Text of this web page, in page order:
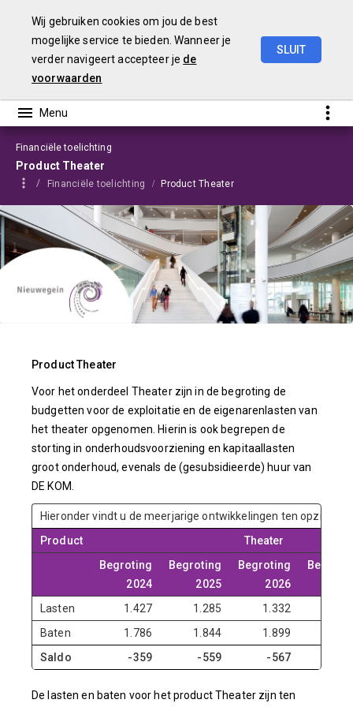
Wij gebruiken cookies om jou de best
mogelijke service te bieden. Wanneer je
verder navigeert accepteer je de
voorwaarden
SLUIT
Financiële toelichting
Product Theater
Financiële toelichting Product Theater
Product Theater
Voor het onderdeel Theater zijn in de begroting de
budgetten voor de exploitatie en de eigenarenlasten van
het theater opgenomen. Hierin is ook begrepen de
storting in onderhoudsvoorziening en kapitaallasten
groot onderhoud, evenals de (gesubsidieerde) huur van
DE KOM.
Hieronder vindt u de meerjarige ontwikkelingen ten opzichte
Product
Theater
Begroting
2024
Begroting
2025
Begroting
2026
Lasten
1.427 1.285 1.332
Baten
1.786 1.844 1.899
Saldo
-359 -559 -567
De lasten en baten voor het product Theater zijn ten